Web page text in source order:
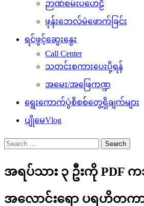
ဉာဏ်စမ်းပဟေဠိ
ဖုန်းဘေလ်မဲဖောက်ခြင်း
ရင်ဖွင့်ဆွေးနွေး
Call Center
သတင်းစကားပေးပို့ရန်
အမေး/အဖြေကဏ္ဍ
ရွေးကောက်ပွဲစိစစ်တွေ့ရှိချက်များ
ပျိုမေVlog
Search
for:
အရပ်သား ၃ ဦးကို PDF
အလောင်းရော ပရဟိတကာ